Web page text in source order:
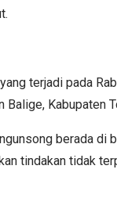
terjadi pada
Balige, Kabupaten
berada di
tindakan tidak